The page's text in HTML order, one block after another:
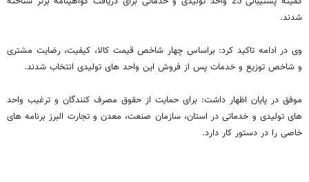
شدند.
وی در ادامه تاکید کرد: براساس چهار شاخص قیمت کالا، کیفیت، رضایت مشتری
و شاخص توزیع و خدمات پس از فروش این واحد های تولیدی انتخاب شدند.
موفق در پایان اظهار داشت: برای حمایت از حقوق مصرف کنندگان و ترغیب واحد
های تولیدی و خدماتی در استان، سازمان صنعت، معدن و تجارت البرز برنامه های
خاصی را در دستور کار دارد.